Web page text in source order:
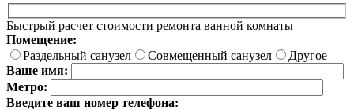
Быстрый расчет стоимости ремонта ванной комнаты
Помещение:
Раздельный санузел
Совмещенный санузел
Другое
Ваше имя:
Метро:
Введите ваш номер телефона: